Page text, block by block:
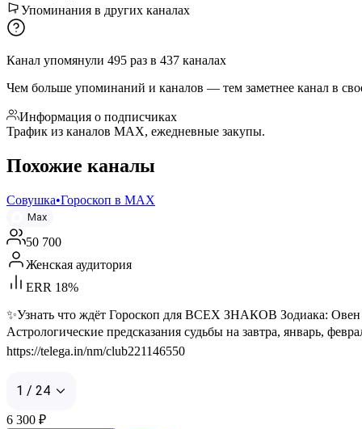
Упоминания в других каналах
Канал упомянули 495 раз в 437 каналах
Чем больше упоминаний и каналов — тем заметнее канал в
Информация о подписчиках
Трафик из каналов МАХ, ежедневные закупы.
Похожие каналы
Совушка•Гороскоп в МАХ
Max
50 700
Женская аудитория
ERR 18%
✨Узнать что ждёт Гороскоп для ВСЕХ ЗНАКОВ Зодиака: Овен
Астрологические предсказания судьбы на завтра, январь,
https://telega.in/nm/club221146550
1 / 24
6 300 ₽